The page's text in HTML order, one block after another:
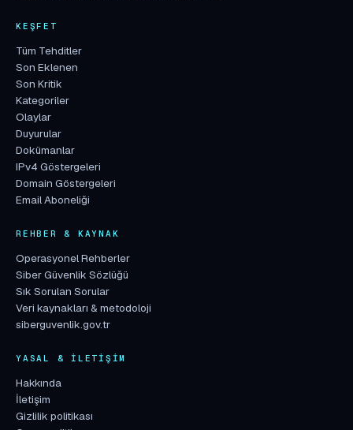
KEŞFET
Tüm Tehditler
Son Eklenen
Son Kritik
Kategoriler
Olaylar
Duyurular
Dokümanlar
IPv4 Göstergeleri
Domain Göstergeleri
Email Aboneliği
REHBER & KAYNAK
Operasyonel Rehberler
Siber Güvenlik Sözlüğü
Sık Sorulan Sorular
Veri kaynakları & metodoloji
siberguvenlik.gov.tr
YASAL & İLETIŞIM
Hakkında
İletişim
Gizlilik politikası